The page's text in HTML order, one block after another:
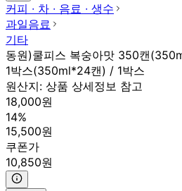
커피 ∙ 차 ∙ 음료 ∙ 생수
과일음료
기타
동원)쿨피스 복숭아맛 350캔
1박스(350ml*24캔) / 1박스
원산지: 상품 상세정보 참고
18,000원
14%
15,500원
쿠폰가
10,850원